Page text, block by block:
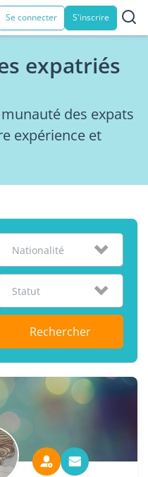
Se connecter S'inscrire
expatriés
des expats
expérience et
Nationalité
Statut
Rechercher